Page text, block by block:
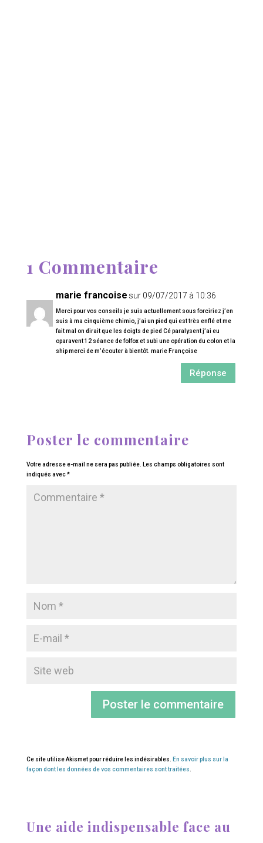
1 Commentaire
marie francoise sur 09/07/2017 à 10:36
Merci pour vos conseils je suis actuellement sous forciriez j’en
suis à ma cinquième chimio, j’ai un pied qui est très enflé et me
fait mal on dirait que les doigts de pied Cé paralysent j’ai eu
oparavent 12 séance de folfox et subi une opération du colon et la
ship merci de m’écouter à bientôt. marie Françoise
Réponse
Poster le commentaire
Votre adresse e-mail ne sera pas publiée.
Les champs obligatoires sont
indiqués avec*
Ce site utilise Akismet pour réduire les indésirables.
En savoir plus sur la
façon dont les données de vos commentaires sont traitées
Une aide indispensable face au